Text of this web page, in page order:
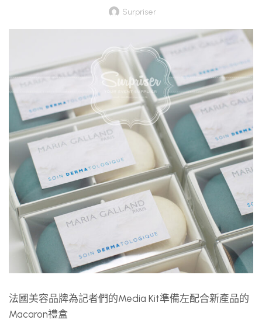
Surpriser
法國美容品牌為記者們的Media Kit準備左配合新產品的
Macaron禮盒